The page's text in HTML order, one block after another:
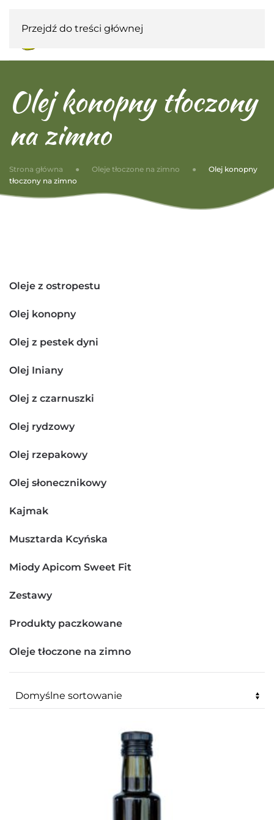
Przejdź do treści głównej
Olej konopny tłoczony
na zimno
Strona główna Oleje tłoczone na zimno
Olej konopny
tłoczony na zimno
Oleje z ostropestu
Olej konopny
Olej z pestek dyni
Olej Iniany
Olej z czarnuszki
Olej rydzowy
Olej rzepakowy
Olej słonecznikowy
Kajmak
Musztarda Kcyńska
Miody Apicom Sweet Fit
Zestawy
Produkty paczkowane
Oleje tłoczone na zimno